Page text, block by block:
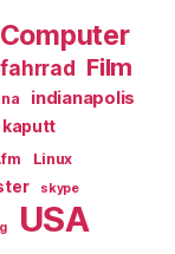
Computer
fahrrad Film
indianapolis
kaputt
Linux
skype
USA